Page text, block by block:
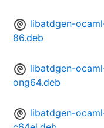
libatdgen-
86.deb
libatdgen-
ong64.deb
libatdgen-